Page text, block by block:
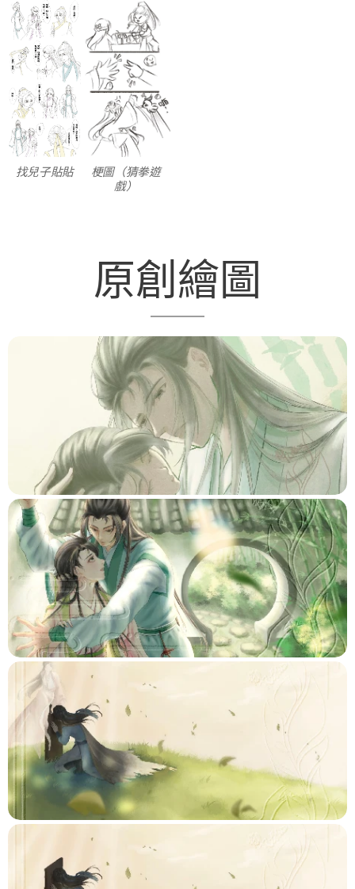
找兒子貼貼
梗圖（猜拳遊
戲）
原創繪圖